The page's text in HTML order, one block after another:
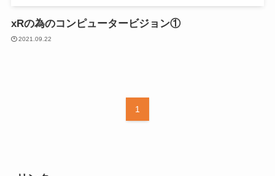
xRの為のコンピュータービジョン①
2021.09.22
1